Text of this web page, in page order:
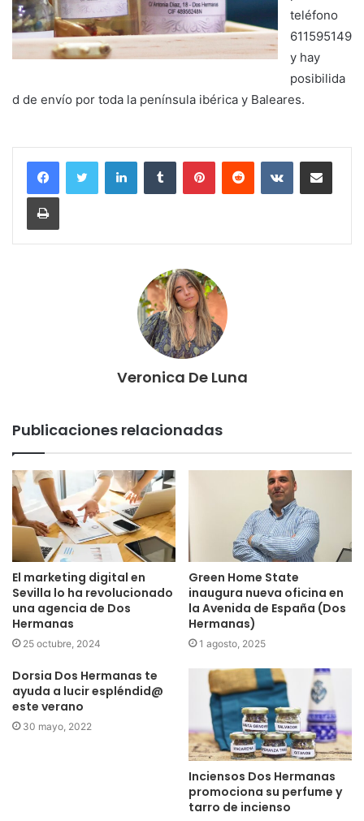
teléfono
611595149
y hay
posibilida
d de envío por toda la península ibérica y Baleares.
LinkedInTumblr PinterestReddit VKontakteCompartir por
Imprimir
Veronica De Luna
Publicaciones relacionadas
El marketing digital en
Sevilla lo ha revolucionado
una agencia de Dos
Hermanas
25 octubre, 2024
Green Home State
inaugura nueva oficina en
la Avenida de España (Dos
Hermanas)
1 agosto, 2025
Dorsia Dos Hermanas te
ayuda a lucir espléndid@
este verano
30 mayo, 2022
Inciensos Dos Hermanas
promociona su perfume y
tarro de incienso